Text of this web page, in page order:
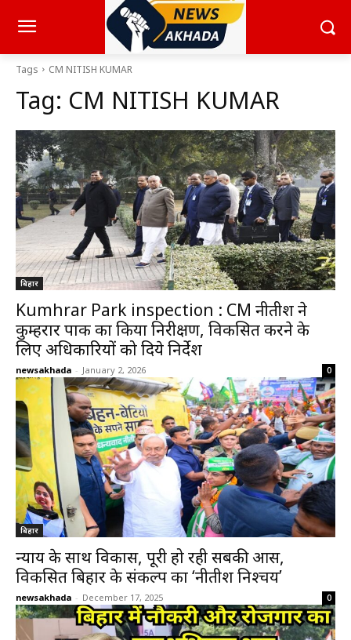
Tags CM NITISH KUMAR
Tag: CM NITISH KUMAR
बिहार
Kumhrar Park inspection : CM नीतीश ने
कुम्हरार पार्क का किया निरीक्षण, विकसित करने के
लिए अधिकारियों को दिये निर्देश
newsakhada - January 2, 2026 0
बिहार
न्याय के साथ विकास, पूरी हो रही सबकी आस,
विकसित बिहार के संकल्प का ‘नीतीश निश्चय’
newsakhada - December 17, 2025 0